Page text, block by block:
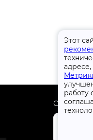
Этот
работу
Скачать